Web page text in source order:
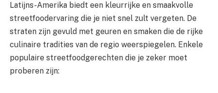
Latijns-Amerika biedt een kleurrijke en smaakvolle
streetfoodervaring die je niet snel zult vergeten. De
straten zijn gevuld met geuren en smaken die de rijke
culinaire tradities van de regio weerspiegelen. Enkele
populaire streetfoodgerechten die je zeker moet
proberen zijn: